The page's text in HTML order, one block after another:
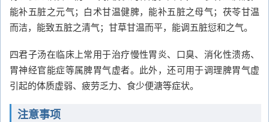
能补五脏之元气；白术甘温健脾，能补五脏之母气；茯苓甘温
而洁，能致五脏之清气；甘草甘温而平，能调五脏愆和之气。
四君子汤在临床上常用于治疗慢性胃炎、口臭、消化性溃疡、
胃神经官能症等属脾胃气虚者。此外，还可用于调理脾胃气虚
引起的体质虚弱、疲劳乏力、食少便溏等症状。
注意事项